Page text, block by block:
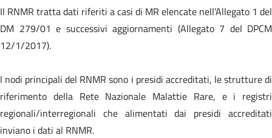
Il RNMR tratta dati riferiti a casi di MR elencate nell’Allegato 1 del
DM 279/01 e successivi aggiornamenti (Allegato 7 del DPCM
12/1/2017).
I nodi principali del RNMR sono i presidi accreditati, le strutture di
riferimento della Rete Nazionale Malattie Rare, e i registri
regionali/interregionali che alimentati dai presidi accreditati
inviano i dati al RNMR.